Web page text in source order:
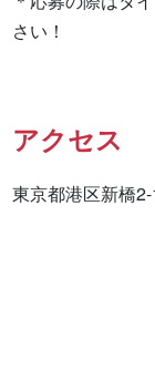
さい！
アクセス
東京都港区新橋2-